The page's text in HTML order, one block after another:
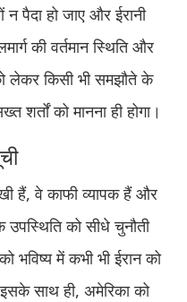
न पैदा हो जाए और ईरानी
की वर्तमान स्थिति और
लेकर किसी भी समझौते के
शर्तों को मानना ही होगा।
हैं, वे काफी व्यापक हैं और
को सीधे चुनौती
भविष्य में कभी भी ईरान को
साथ ही, अमेरिका को